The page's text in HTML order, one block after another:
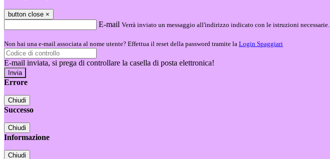
button close ×
E-mail Verrà inviato un messaggio all'indirizzo indicato con le istruzioni necessarie.
Non hai una e-mail associata al nome utente? Effettua il reset della password tramite la Login Spaggiari
E-mail inviata, si prega di controllare la casella di posta elettronica!
Errore
Chiudi
Successo
Chiudi
Informazione
Chiudi